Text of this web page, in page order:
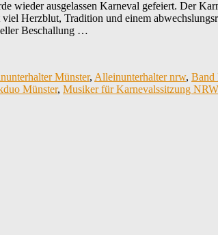
wieder ausgelassen Karneval gefeiert. Der
Herzblut, Tradition und einem
Beschallung …
Münster, Alleinunterhalter nrw, Band
Münster, Musiker für Karnevalssitzung NRW